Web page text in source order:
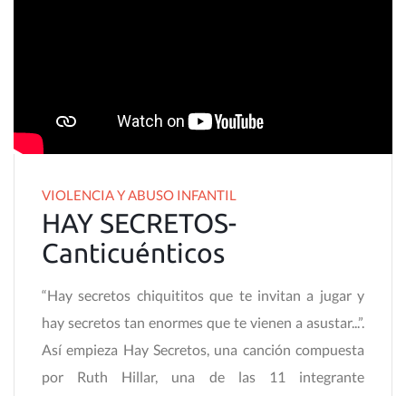
VIOLENCIA Y ABUSO INFANTIL
HAY SECRETOS-
Canticuénticos
“Hay secretos chiquititos que te invitan a jugar y
hay secretos tan enormes que te vienen a asustar...”.
Así empieza Hay Secretos, una canción compuesta
por Ruth Hillar, una de las 11 integrante